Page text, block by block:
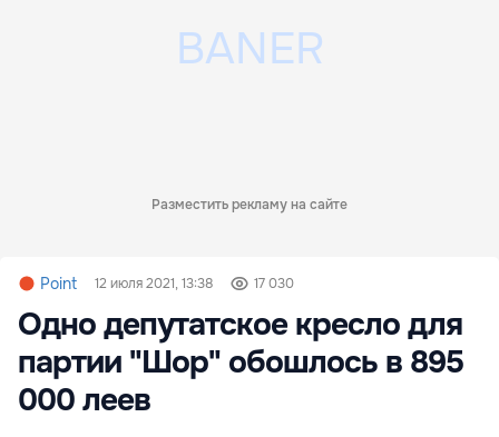
Разместить рекламу на сайте
Point 12 июля 2021, 13:38 17 030
Одно депутатское кресло для
партии "Шор" обошлось в 895
000 леев